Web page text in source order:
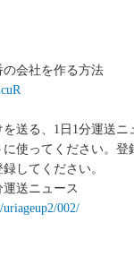
会社を作る方法
送る、1日1分運送ニ
使ってください。登
してください。
運送ニュース
002/